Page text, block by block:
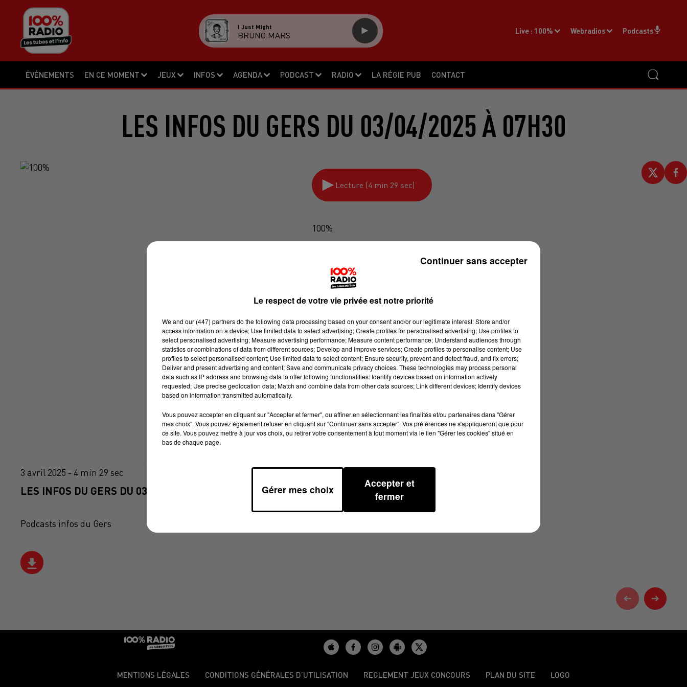
ÉVÉNEMENTS EN CE MOMENT JEUX INFOS AGENDA PODCAST RADIO LA RÉGIE PUB CONTACT
Live : 100% Webradios Podcasts
I Just Might
BRUNO MARS
LES INFOS DU GERS DU 03/04/2025 À 07H30
Lecture (4 min 29 sec)
100%
3 avril 2025 - 4 min 29 sec
LES INFOS DU GERS DU 03/04/2025 À 07H30
Podcasts infos du Gers
MENTIONS LÉGALES CONDITIONS GÉNÉRALES D’UTILISATION REGLEMENT JEUX CONCOURS PLAN DU SITE LOGO
Le respect de votre vie privée est notre priorité
We and our (447) partnersdo the following data processing based on your consent and/or our legitimate interest: Store and/or
access information on a device; Use limited data to select advertising; Create profiles for personalised advertising; Use profiles to
select personalised advertising; Measure advertising performance; Measure content performance; Understand audiences through
statistics or combinations of data from different sources; Develop and improve services; Create profiles to personalise content; Use
profiles to select personalised content; Use limited data to select content; Ensure security, prevent and detect fraud, and fix errors;
Deliver and present advertising and content; Save and communicate privacy choices. These technologies may process personal
data such as IP address and browsing data to offer following functionalities: Identify devices based on information actively
requested; Use precise geolocation data; Match and combine data from other data sources; Link different devices; Identify devices
based on information transmitted automatically.
Vous pouvez accepter en cliquant sur "Accepter et fermer", ou affiner en sélectionnant les finalités et/ou partenaires dans "Gérer
mes choix". Vous pouvez également refuser en cliquant sur "Continuer sans accepter". Vos préférences ne s'appliqueront que pour
ce site. Vous pouvez mettre à jour vos choix, ou retirer votre consentement à tout moment via le lien "Gérer les cookies" situé en
bas de chaque page.
Gérer mes choix
Accepter et
fermer
Continuer sans accepter